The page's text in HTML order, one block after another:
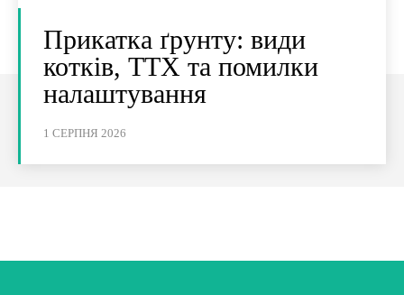
Прикатка ґрунту: види
котків, ТТХ та помилки
налаштування
1 СЕРПНЯ 2026